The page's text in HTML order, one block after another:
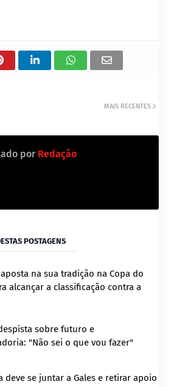
MAIS RECENTES
por Redação
POSTAGENS
na sua tradição na Copa do
alcançar a classificação contra a
sobre futuro e
"Não sei o que vou fazer"
deve se juntar a Gales e retirar apoio